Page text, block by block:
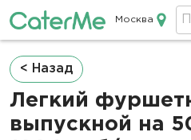
Москва
Строка
навигации
< Назад
Легкий
выпускной на